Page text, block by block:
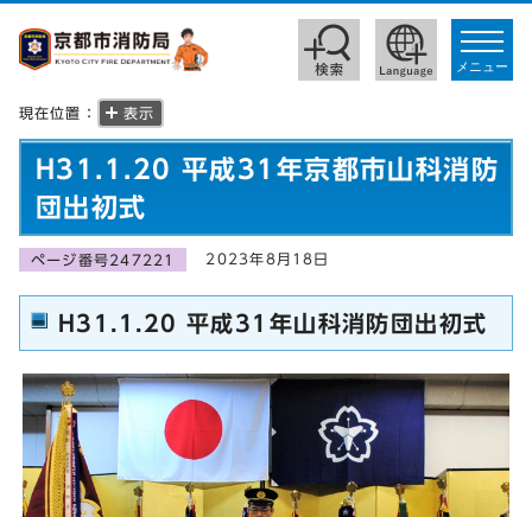
toggle
メニュー
現在位置： 表示
H31.1.20 平成31年京都市山科消防
団出初式
ページ番号247221 2023年8月18日
H31.1.20 平成31年山科消防団出初式